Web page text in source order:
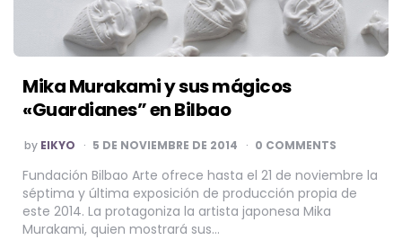
Mika Murakami y sus mágicos
«Guardianes” en Bilbao
POSTED
BY
by EIKYO 5 DE NOVIEMBRE DE 2014 0 COMMENTS
Fundación Bilbao Arte ofrece hasta el 21 de noviembre la
séptima y última exposición de producción propia de
este 2014. La protagoniza la artista japonesa Mika
Murakami, quien mostrará sus…